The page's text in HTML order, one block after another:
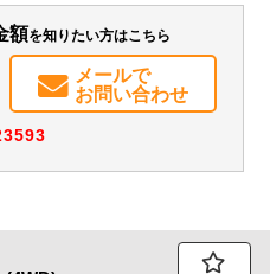
ABS
額を知りたい方はこちら
メールで
お問い合わせ